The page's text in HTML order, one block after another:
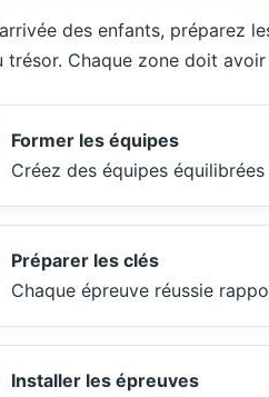
des enfants, préparez
trésor. Chaque zone doit
Former les équipes
Créez des équipes
Préparer les clés
Chaque épreuve réussie
Installer les épreuves